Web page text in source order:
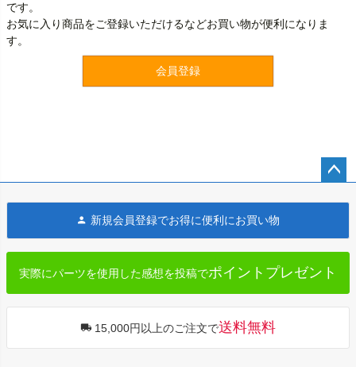
です。
お気に入り商品をご登録いただけるなどお買い物が便利になりま
す。
会員登録
へ
新規会員登録でお得に便利にお買い物
実際にパーツを使用した感想を投稿でポイントプレゼント
15,000円以上のご注文で送料無料